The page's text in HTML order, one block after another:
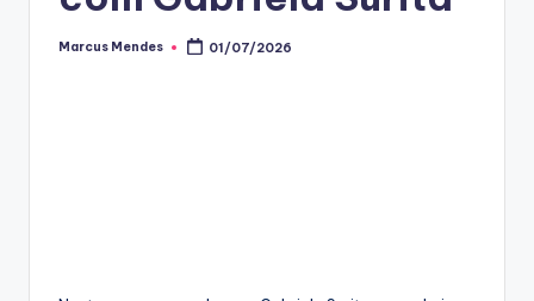
Posted
Marcus Mendes 01/07/2026